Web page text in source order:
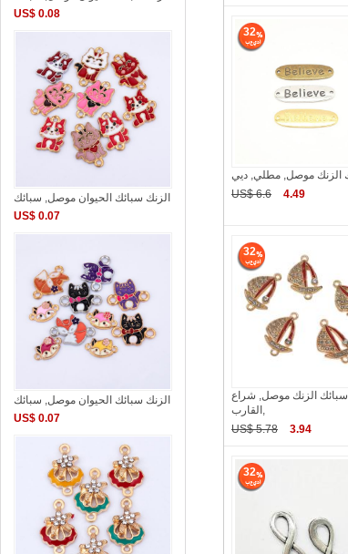
32
US$ 6.6
4.49
32
سبائك الزنك موصل, شراع
القارب,
US$ 5.78
3.94
32
US$ 0.08
الزنك سبائك الحيوان موصل, سبائك
US$ 0.07
الزنك سبائك الحيوان موصل, سبائك
US$ 0.07